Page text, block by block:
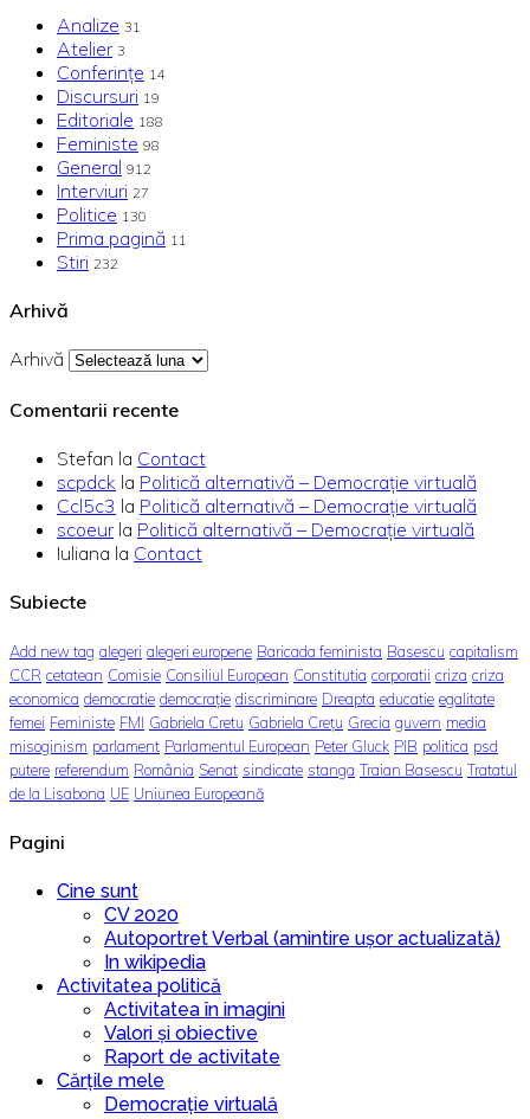
Analize 31
Atelier 3
Conferințe 14
Discursuri 19
Editoriale 188
Feministe 98
General 912
Interviuri 27
Politice 130
Prima pagină 11
Stiri 232
Arhivă
Arhivă
Comentarii recente
Stefan la Contact
scpdck la Politică alternativă – Democraţie virtuală
Ccl5c3 la Politică alternativă – Democraţie virtuală
scoeur la Politică alternativă – Democraţie virtuală
Iuliana la Contact
Subiecte
Add new tag alegeri alegeri europene Baricada feminista Basescu capitalism
CCR cetatean Comisie Consiliul European Constitutia corporatii criza criza
economica democratie democrație discriminare Dreapta educatie egalitate
femei Feministe FMI Gabriela Cretu Gabriela Crețu Grecia guvern media
misoginism parlament Parlamentul European Peter Gluck PIB politica psd
putere referendum România Senat sindicate stanga Traian Basescu Tratatul
de la Lisabona UE Uniunea Europeană
Pagini
Cine sunt
CV 2020
Autoportret Verbal (amintire ușor actualizată)
In wikipedia
Activitatea politică
Activitatea în imagini
Valori și obiective
Raport de activitate
Cărțile mele
Democrație virtuală